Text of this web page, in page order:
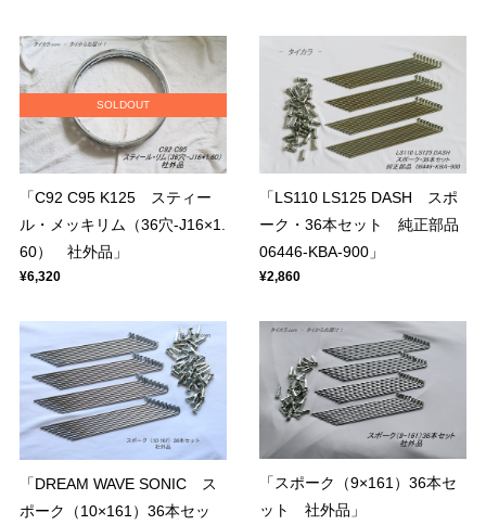
SOLDOUT
「C92 C95 K125 スティー
ル・メッキリム（36穴-J16×1.
60） 社外品」
¥6,320
「LS110 LS125 DASH スポ
ーク・36本セット 純正部品
06446-KBA-900」
¥2,860
「DREAM WAVE SONIC ス
ポーク（10×161）36本セッ
「スポーク（9×161）36本セ
ット 社外品」